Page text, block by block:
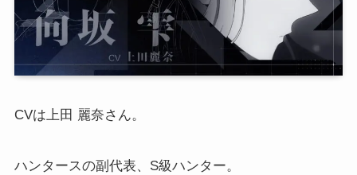
CVは上田 麗奈さん。
ハンタースの副代表、S級ハンター。